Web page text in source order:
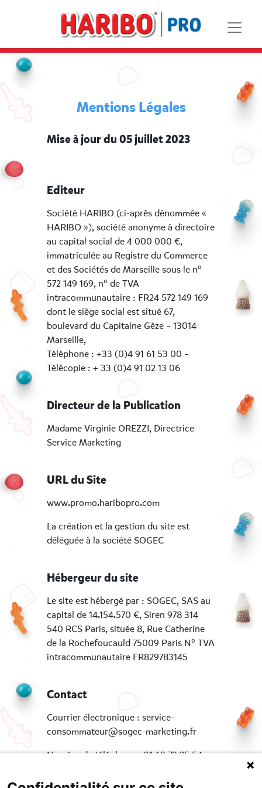
Mentions Légales
Mise à jour du 05 juillet 2023
Editeur
Société HARIBO (ci-après dénommée «
HARIBO »), société anonyme à directoire
au capital social de 4 000 000 €,
immatriculée au Registre du Commerce
et des Sociétés de Marseille sous le n°
572 149 169, n° de TVA
intracommunautaire : FR24 572 149 169
dont le siège social est situé 67,
boulevard du Capitaine Gèze – 13014
Marseille,
Téléphone : +33 (0)4 91 61 53 00 –
Télécopie : + 33 (0)4 91 02 13 06
Directeur de la Publication
Madame Virginie OREZZI, Directrice
Service Marketing
URL du Site
www.promo.haribopro.com
La création et la gestion du site est
déléguée à la société SOGEC
Hébergeur du site
Le site est hébergé par : SOGEC, SAS au
capital de 14.154.570 €, Siren 978 314
540 RCS Paris, située 8, Rue Catherine
de la Rochefoucauld 75009 Paris N° TVA
intracommunautaire FR829783145
Contact
Courrier électronique : service-
consommateur@sogec-marketing.fr
Numéro de téléphone : 01 69 79 25 54
Prix d'un appel local.